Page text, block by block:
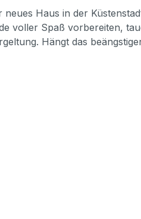
Haus in der
voller Spaß vorbereiten,
Hängt das